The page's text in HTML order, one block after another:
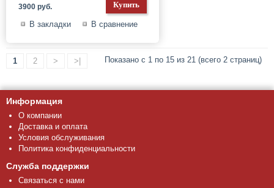
3900 руб.
В закладки В сравнение
1 2 > >| Показано с 1 по 15 из 21 (всего 2 страниц)
Информация
О компании
Доставка и оплата
Условия обслуживания
Политика конфиденциальности
Служба поддержки
Связаться с нами